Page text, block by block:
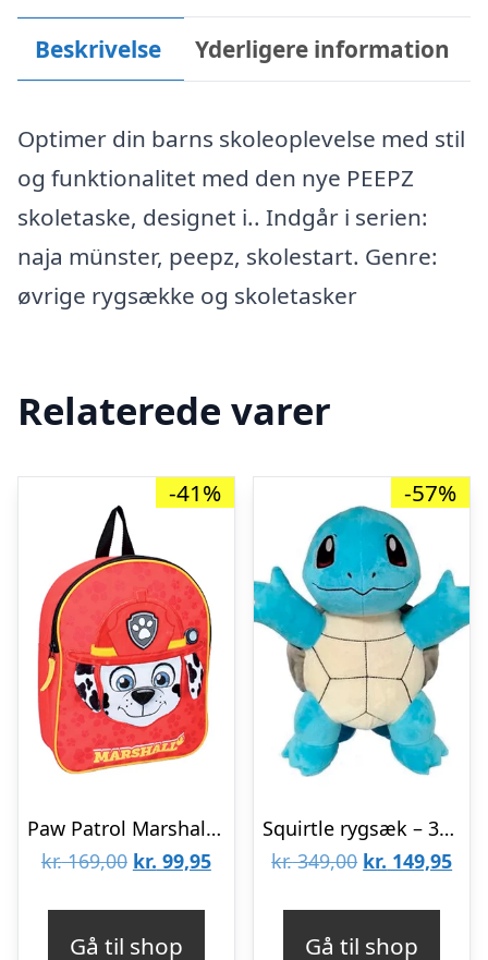
Beskrivelse Yderligere information
Optimer din barns skoleoplevelse med stil
og funktionalitet med den nye PEEPZ
skoletaske, designet i.. Indgår i serien:
naja münster, peepz, skolestart. Genre:
øvrige rygsække og skoletasker
Relaterede varer
-41%
Paw Patrol Marshall lille skoletaske
kr.169,00 Den
kr. 99,95Den
Gå til shop
-57%
Squirtle rygsæk – 35cm – Pokemon
kr.349,00 Den
kr. 149,95Den
Gå til shop